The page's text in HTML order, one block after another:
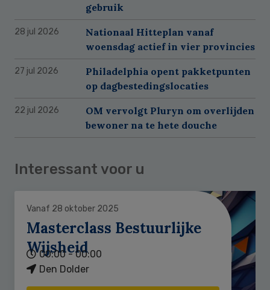
gebruik
28 jul 2026
Nationaal Hitteplan vanaf
woensdag actief in vier provincies
27 jul 2026
Philadelphia opent pakketpunten
op dagbestedingslocaties
22 jul 2026
OM vervolgt Pluryn om overlijden
bewoner na te hete douche
Interessant voor u
Vanaf 28 oktober 2025
Masterclass Bestuurlijke
Wijsheid
00:00 - 00:00
Den Dolder